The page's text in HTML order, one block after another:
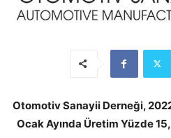
Otomotiv Sanayii Derneği,
Ocak Ayında Üretim Yüzde